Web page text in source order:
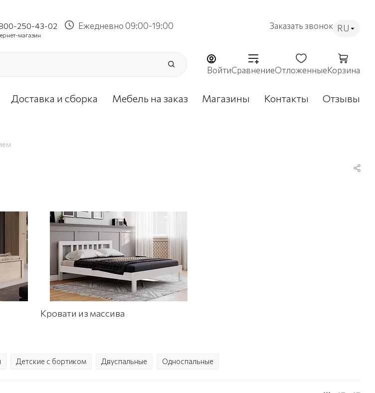
250-43-02
магазин
Ежедневно 09:00-19:00 Заказать звонок RU
ВойтиСравнениеОтложенныеКорзина
Доставка и сборка Мебель на заказ Магазины Контакты Отзывы
Кровати из массива
Детские с бортиком Двуспальные Односпальные